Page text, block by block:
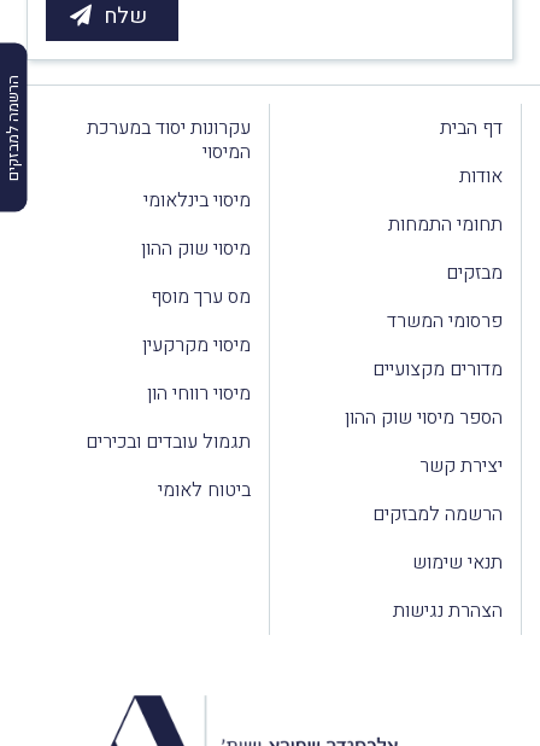
הרשמה למבזקים
דף הבית
אודות
תחומי התמחות
מבזקים
פרסומי המשרד
מדורים מקצועיים
הספר מיסוי שוק ההון
יצירת קשר
הרשמה למבזקים
תנאי שימוש
הצהרת נגישות
עקרונות יסוד במערכת
המיסוי
מיסוי בינלאומי
מיסוי שוק ההון
מס ערך מוסף
מיסוי מקרקעין
מיסוי רווחי הון
תגמול עובדים ובכירים
ביטוח לאומי